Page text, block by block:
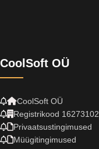
CoolSoft OÜ
CoolSoft OÜ
Registrikood 16273102
Privaatsustingimused
Müügitingimused